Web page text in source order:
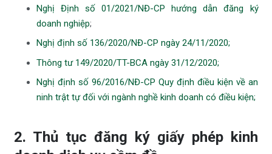
Nghị Định số 01/2021/NĐ-CP hướng dẫn đăng ký
doanh nghiệp;
Nghị định số 136/2020/NĐ-CP ngày 24/11/2020;
Thông tư 149/2020/TT-BCA ngày 31/12/2020;
Nghị định số 96/2016/NĐ-CP Quy định điều kiện về an
ninh trật tự đối với ngành nghề kinh doanh có điều kiện;
2. Thủ tục đăng ký giấy phép kinh